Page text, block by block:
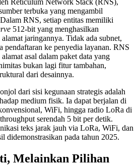
Reticulum Network Stack (RNS),
terbuka yang mengambil
RNS, setiap entitas memiliki
512-bit yang menghasilkan
alamat jaringannya. Tidak ada subnet,
pendaftaran ke penyedia layanan. RNS
asal dalam paket data yang
bukan lagi fitur tambahan,
dari desainnya.
dari sisi kegunaan strategis adalah
medium fisik. Ia dapat berjalan di
WiFi, hingga radio LoRa di
serendah 5 bit per detik.
teks jarak jauh via LoRa, WiFi, dan
didemonstrasikan pada tahun 2025.
Melainkan Pilihan